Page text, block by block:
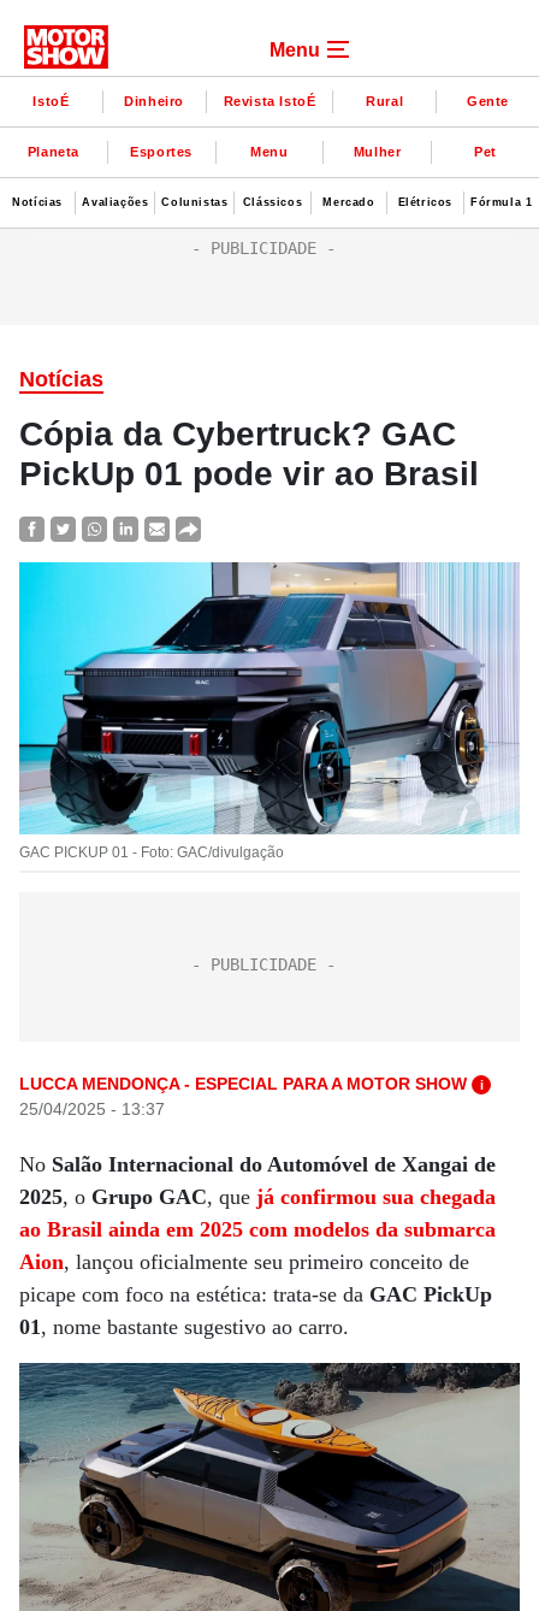
Menu
IstoÉ Dinheiro Revista IstoÉ Rural Gente
Planeta Esportes Menu Mulher Pet
Notícias Avaliações Colunistas Clássicos Mercado Elétricos Fórmula 1
Notícias
Cópia da Cybertruck? GAC
PickUp 01 pode vir ao Brasil
GAC PICKUP 01 - Foto: GAC/divulgação
LUCCA MENDONÇA - ESPECIAL PARA A MOTOR SHOW i
25/04/2025 - 13:37
No Salão Internacional do Automóvel de Xangai de
2025, o Grupo GAC, que já confirmou sua chegada
ao Brasil ainda em 2025 com modelos da submarca
Aion, lançou oficialmente seu primeiro conceito de
picape com foco na estética: trata-se da GAC PickUp
01, nome bastante sugestivo ao carro.